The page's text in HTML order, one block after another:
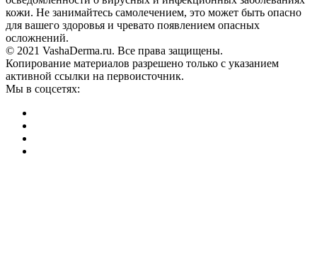
кожи. Не занимайтесь самолечением, это может быть опасно
для вашего здоровья и чревато появлением опасных
осложнений.
© 2021 VashaDerma.ru. Все права защищены.
Копирование материалов разрешено только с указанием
активной ссылки на первоисточник.
Мы в соцсетях: